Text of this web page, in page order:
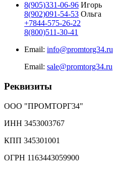
8(905)331-06-96 Игорь
8(902)091-54-53 Ольга
+7844-575-26-22
8(800)511-30-41
Email: info@promtorg34.ru
Email: sale@promtorg34.ru
Реквизиты
ООО "ПРОМТОРГ34"
ИНН 3453003767
КПП 345301001
ОГРН 1163443059900